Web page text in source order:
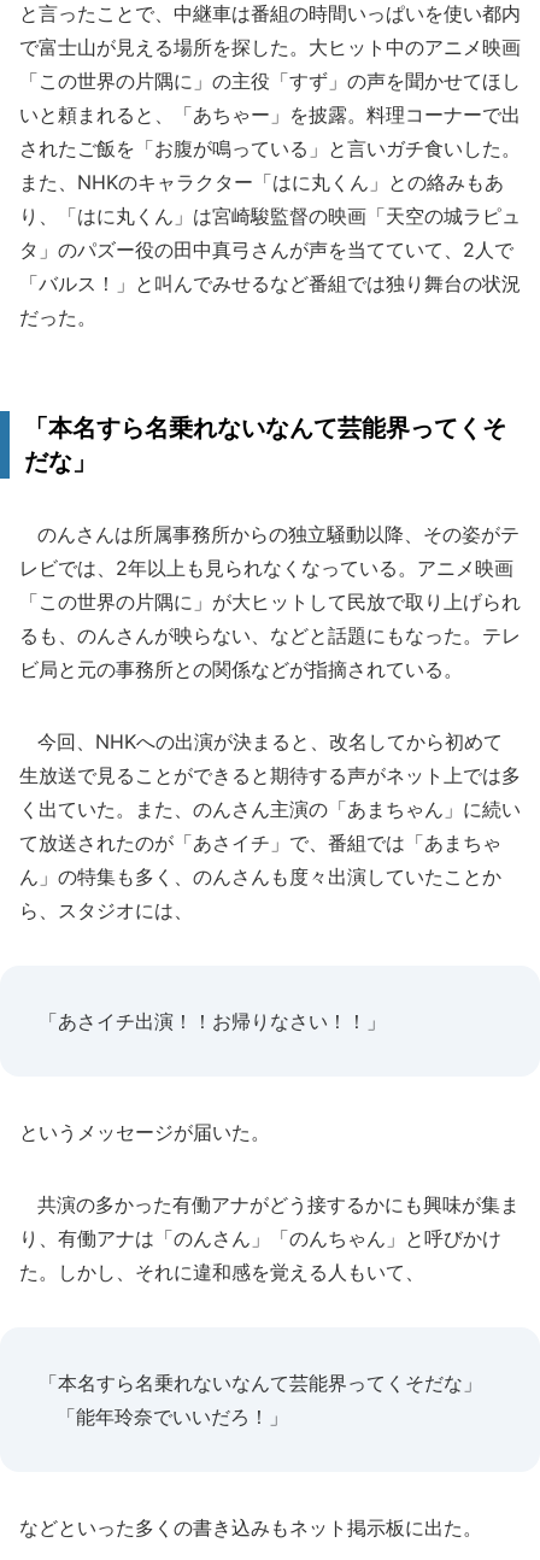
と言ったことで、中継車は番組の時間いっぱいを使い都内
で富士山が見える場所を探した。大ヒット中のアニメ映画
「この世界の片隅に」の主役「すず」の声を聞かせてほし
いと頼まれると、「あちゃー」を披露。料理コーナーで出
されたご飯を「お腹が鳴っている」と言いガチ食いした。
また、NHKのキャラクター「はに丸くん」との絡みもあ
り、「はに丸くん」は宮崎駿監督の映画「天空の城ラピュ
タ」のパズー役の田中真弓さんが声を当てていて、2人で
「バルス！」と叫んでみせるなど番組では独り舞台の状況
だった。
「本名すら名乗れないなんて芸能界ってくそ
だな」
のんさんは所属事務所からの独立騒動以降、その姿がテ
レビでは、2年以上も見られなくなっている。アニメ映画
「この世界の片隅に」が大ヒットして民放で取り上げられ
るも、のんさんが映らない、などと話題にもなった。テレ
ビ局と元の事務所との関係などが指摘されている。
今回、NHKへの出演が決まると、改名してから初めて
生放送で見ることができると期待する声がネット上では多
く出ていた。また、のんさん主演の「あまちゃん」に続い
て放送されたのが「あさイチ」で、番組では「あまちゃ
ん」の特集も多く、のんさんも度々出演していたことか
ら、スタジオには、
「あさイチ出演！！お帰りなさい！！」
というメッセージが届いた。
共演の多かった有働アナがどう接するかにも興味が集ま
り、有働アナは「のんさん」「のんちゃん」と呼びかけ
た。しかし、それに違和感を覚える人もいて、
「本名すら名乗れないなんて芸能界ってくそだな」
「能年玲奈でいいだろ！」
などといった多くの書き込みもネット掲示板に出た。